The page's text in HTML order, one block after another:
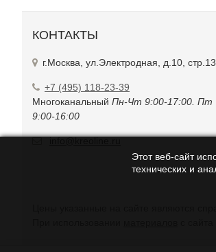
КОНТАКТЫ
г.Москва, ул.Электродная, д.10,
+7 (495) 118-23-39
Многоканальный Пн-Чт 9:00-17:00. Пт
9:00-16:00
Этот веб-сайт
технических и